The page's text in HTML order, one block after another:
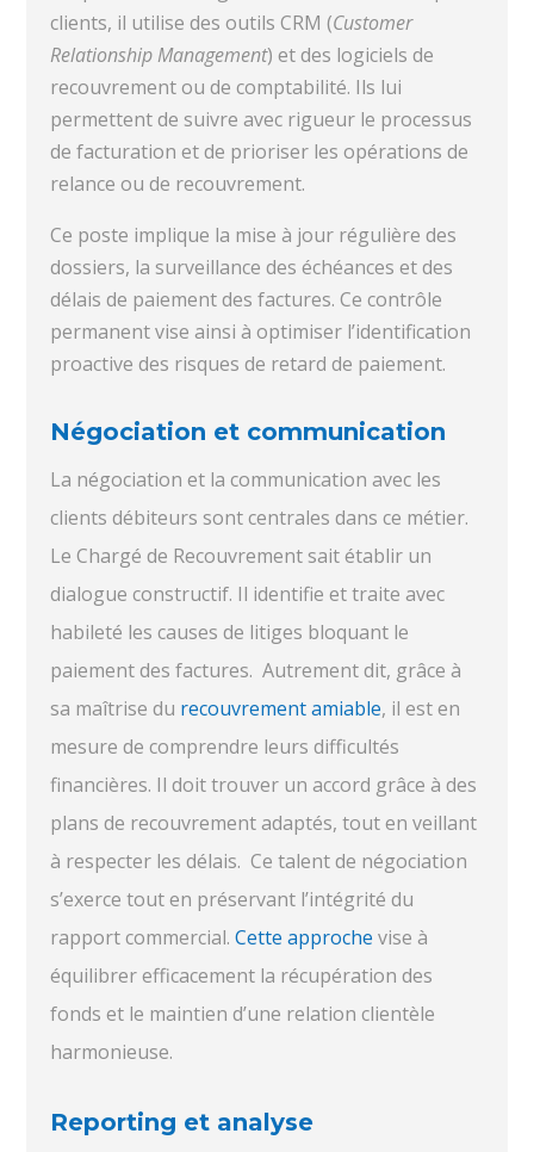
clients, il utilise des outils CRM (Customer
Relationship Management) et des logiciels de
recouvrement ou de comptabilité. Ils lui
permettent de suivre avec rigueur le processus
de facturation et de prioriser les opérations de
relance ou de recouvrement.
Ce poste implique la mise à jour régulière des
dossiers, la surveillance des échéances et des
délais de paiement des factures. Ce contrôle
permanent vise ainsi à optimiser l’identification
proactive des risques de retard de paiement.
Négociation et communication
La négociation et la communication avec les
clients débiteurs sont centrales dans ce métier.
Le Chargé de Recouvrement sait établir un
dialogue constructif. Il identifie et traite avec
habileté les causes de litiges bloquant le
paiement des factures. Autrement dit, grâce à
sa maîtrise du recouvrement amiable, il est en
mesure de comprendre leurs difficultés
financières. Il doit trouver un accord grâce à des
plans de recouvrement adaptés, tout en veillant
à respecter les délais. Ce talent de négociation
s’exerce tout en préservant l’intégrité du
rapport commercial. Cette approche vise à
équilibrer efficacement la récupération des
fonds et le maintien d’une relation clientèle
harmonieuse.
Reporting et analyse